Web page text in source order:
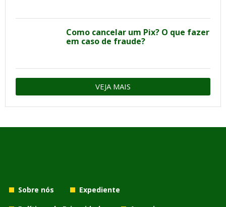
Como cancelar um Pix? O que fazer
em caso de fraude?
VEJA MAIS
Sobre nós
Expediente